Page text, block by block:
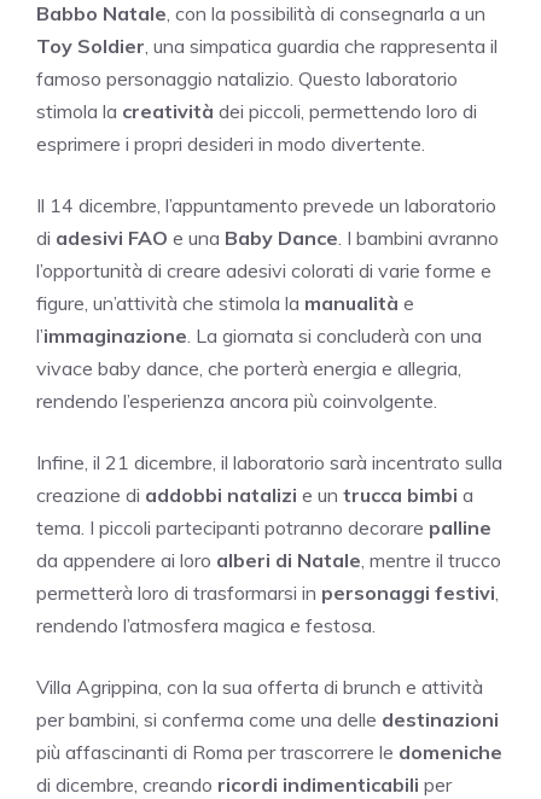
Babbo Natale, con la possibilità di consegnarla a un
Toy Soldier, una simpatica guardia che rappresenta il
famoso personaggio natalizio. Questo laboratorio
stimola la creatività dei piccoli, permettendo loro di
esprimere i propri desideri in modo divertente.
Il 14 dicembre, l’appuntamento prevede un laboratorio
di adesivi FAO e una Baby Dance. I bambini avranno
l’opportunità di creare adesivi colorati di varie forme e
figure, un’attività che stimola la manualità e
l’immaginazione. La giornata si concluderà con una
vivace baby dance, che porterà energia e allegria,
rendendo l’esperienza ancora più coinvolgente.
Infine, il 21 dicembre, il laboratorio sarà incentrato sulla
creazione di addobbi natalizi e un trucca bimbi a
tema. I piccoli partecipanti potranno decorare palline
da appendere ai loro alberi di Natale, mentre il trucco
permetterà loro di trasformarsi in personaggi festivi,
rendendo l’atmosfera magica e festosa.
Villa Agrippina, con la sua offerta di brunch e attività
per bambini, si conferma come una delle destinazioni
più affascinanti di Roma per trascorrere le domeniche
di dicembre, creando ricordi indimenticabili per